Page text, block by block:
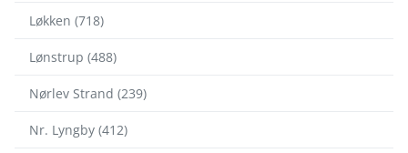
Løkken (718)
Lønstrup (488)
Nørlev Strand (239)
Nr. Lyngby (412)